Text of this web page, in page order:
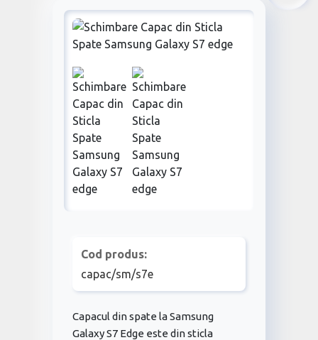
Cod produs:
capac/sm/s7e
Capacul din spate la Samsung
Galaxy S7 Edge este din sticla